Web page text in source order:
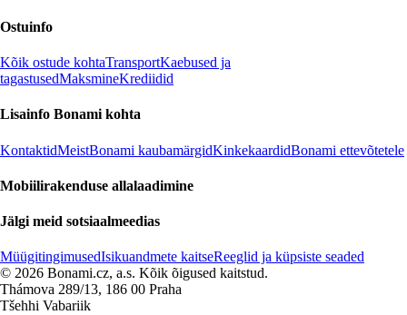
Ostuinfo
Kõik ostude kohtaTransportKaebused ja
tagastusedMaksmineKrediidid
Lisainfo Bonami kohta
KontaktidMeistBonami kaubamärgidKinkekaardidBonami ettevõtetele
Mobiilirakenduse allalaadimine
Jälgi meid sotsiaalmeedias
MüügitingimusedIsikuandmete kaitseReeglid ja küpsiste seaded
© 2026 Bonami.cz, a.s. Kõik õigused kaitstud.
Thámova 289/13, 186 00 Praha
Tšehhi Vabariik